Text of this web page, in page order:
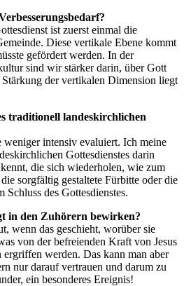
ist zuerst einmal die
Diese vertikale Ebene kommt
gefördert werden. In der
sind wir stärker darin, über Gott
der vertikalen Dimension liegt
traditionell landeskirchlichen
weniger intensiv evaluiert. Ich meine
Gottesdienstes darin
die sich wiederholen, wie zum
sorgfältig gestaltete Fürbitte oder die
Schluss des Gottesdienstes.
in den Zuhörern bewirken?
wenn das geschieht, worüber sie
von der befreienden Kraft von Jesus
werden. Das kann man aber
nur darauf vertrauen und darum zu
ein besonderes Ereignis!